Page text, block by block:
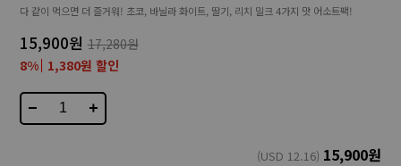
다 같이 먹으면 더 즐거워! 초코, 바닐라 화이트, 딸기, 리치 밀크 4가지 맛 어소트팩!
15,900원 17,280원
8% 1,380원 할인
− +
(USD 12.16) 15,900원